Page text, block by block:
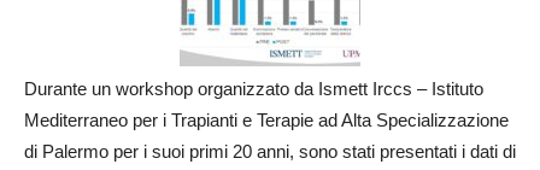
Durante un workshop organizzato da Ismett Irccs – Istituto
Mediterraneo per i Trapianti e Terapie ad Alta Specializzazione
di Palermo per i suoi primi 20 anni, sono stati presentati i dati di